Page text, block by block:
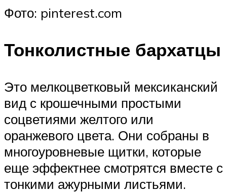
Фото: pinterest.com
Тонколистные бархатцы
Это мелкоцветковый мексиканский
вид с крошечными простыми
соцветиями желтого или
оранжевого цвета. Они собраны в
многоуровневые щитки, которые
еще эффектнее смотрятся вместе с
тонкими ажурными листьями.